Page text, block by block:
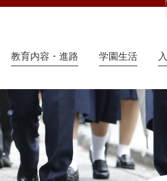
教育内容・進路 学園生活